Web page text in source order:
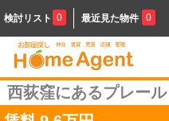
検討リスト 0 最近見た物件 0
西荻窪にあるプレー